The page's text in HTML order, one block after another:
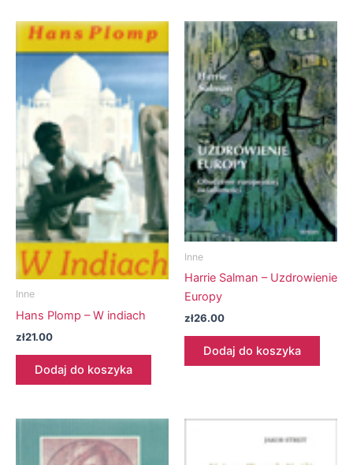
Inne
Hans Plomp – W indiach
zł21.00
Dodaj do koszyka
Inne
Harrie Salman – Uzdrowienie
Europy
zł26.00
Dodaj do koszyka